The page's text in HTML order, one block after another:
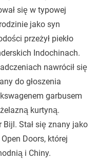
się w typowej
jako syn
przeżył piekło
Indochinach.
nawrócił się
do głoszenia
garbusem
kurtyną.
Stał się znany jako
Doors, której
i Chiny.